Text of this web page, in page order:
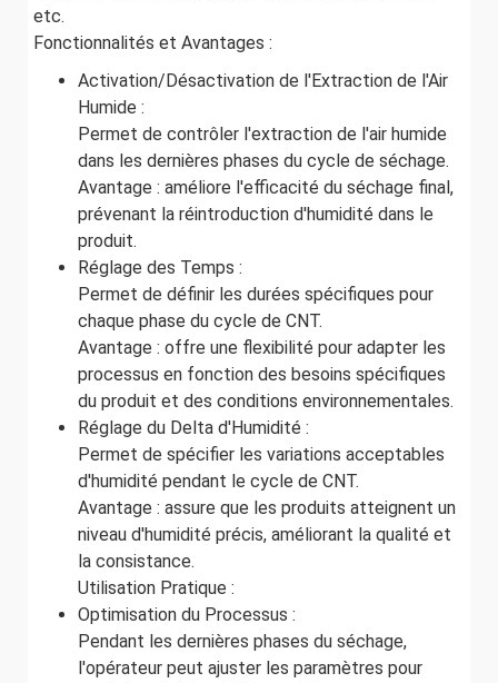
etc.
Fonctionnalités et Avantages :
Activation/Désactivation de l'Extraction de l'Air
Humide :
Permet de contrôler l'extraction de l'air humide
dans les dernières phases du cycle de séchage.
Avantage : améliore l'efficacité du séchage final,
prévenant la réintroduction d'humidité dans le
produit.
Réglage des Temps :
Permet de définir les durées spécifiques pour
chaque phase du cycle de CNT.
Avantage : offre une flexibilité pour adapter les
processus en fonction des besoins spécifiques
du produit et des conditions environnementales.
Réglage du Delta d'Humidité :
Permet de spécifier les variations acceptables
d'humidité pendant le cycle de CNT.
Avantage : assure que les produits atteignent un
niveau d'humidité précis, améliorant la qualité et
la consistance.
Utilisation Pratique :
Optimisation du Processus :
Pendant les dernières phases du séchage,
l'opérateur peut ajuster les paramètres pour